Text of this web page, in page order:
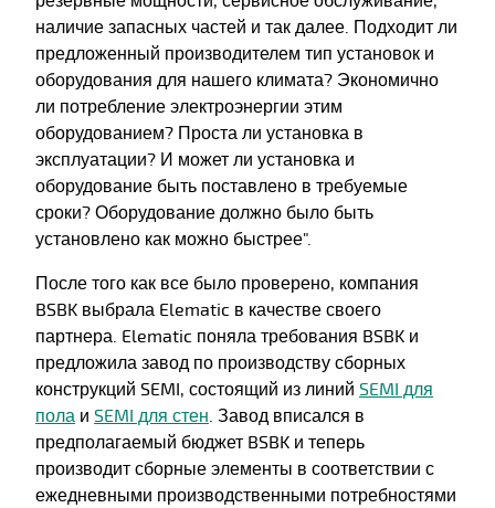
наличие запасных частей и так далее. Подходит ли
предложенный производителем тип установок и
оборудования для нашего климата? Экономично
ли потребление электроэнергии этим
оборудованием? Проста ли установка в
эксплуатации? И может ли установка и
оборудование быть поставлено в требуемые
сроки? Оборудование должно было быть
установлено как можно быстрее".
После того как все было проверено, компания
BSBK выбрала Elematic в качестве своего
партнера. Elematic поняла требования BSBK и
предложила завод по производству сборных
конструкций SEMI, состоящий из линий SEMI для
пола и SEMI для стен. Завод вписался в
предполагаемый бюджет BSBK и теперь
производит сборные элементы в соответствии с
ежедневными производственными потребностями